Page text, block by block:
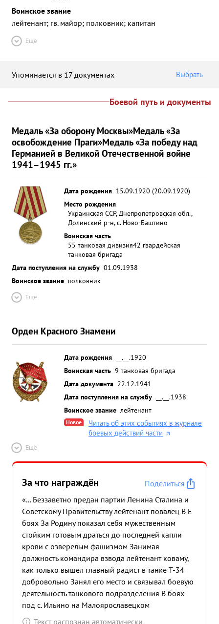
Воинское звание
лейтенант; гв. майор; полковник; капитан
Ещё
Упоминается в 17 документах Выбрать
Боевой путь и документы
Медаль «За оборону Москвы»Медаль «За
освобождение Праги»Медаль «За победу над
Германией в Великой Отечественной войне
1941–1945 гг.»
Дата рождения 15.09.1920 (20.09.1920)
Место рождения
Украинская ССР, Днепропетровская обл.,
Долинский р-н, с. Ново-Баштино
Воинская часть
55 танковая дивизия42 гвардейская
танковая бригада
Дата поступления на службу 01.09.1938
Воинское звание полковник
Ещё
Орден Красного Знамени
Дата рождения
__.__.1920
Воинская часть 9 танковая бригада
Дата документа 22.12.1941
Дата поступления на службу
__.__.1938
Воинское звание лейтенант
Новое
Читать об этих событиях в журнале
боевых действий части
Ещё
За что награждён
Поделиться
«... Беззаветно предан партии Ленина Сталина и
Советскому Правительству лейтенант повалец В Е
боях За Родину показал себя мужественным
стойким готовым драться до последней капли
крови с озверелым фашизмом Занимая
должность командира взвода лейтенант коваму,
как только вышел главный радист в танке Т-34
добровольно Занял его место и связывал боевую
деятельность танкового подразделения В боях
под с. Ильино на Малоярославецком
направлении машина лейтенанта Ковалец За 14 и
Текст распознан автоматически